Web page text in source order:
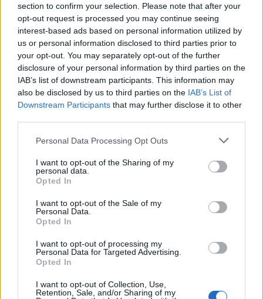
section to confirm your selection. Please note that after your
opt-out request is processed you may continue seeing
interest-based ads based on personal information utilized by
us or personal information disclosed to third parties prior to
your opt-out. You may separately opt-out of the further
disclosure of your personal information by third parties on the
IAB’s list of downstream participants. This information may
also be disclosed by us to third parties on the IAB’s List of
Downstream Participants that may further disclose it to other
Please note that this website/app uses one or more Google
not limited to your visit or usage behaviour. You may click to
grant or deny consent to Google and its third-party tags to
use your data for below specified purposes in below Google
consent section.
Personal Data Processing Opt Outs
I want to opt-out of the Sharing of my
personal data.
Opted In
I want to opt-out of the Sale of my
Personal Data.
Opted In
I want to opt-out of processing my
Personal Data for Targeted Advertising.
Opted In
I want to opt-out of Collection, Use,
Retention, Sale, and/or Sharing of my
beneficia de un plus de rafinament si, de asemenea
vei suprinde prin noutate.